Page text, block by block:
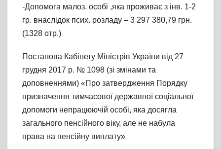
-Допомога малоз. особі ,яка проживає з інв. 1-2
гр. внаслідок псих. розладу – 3 297 380,79 грн.
(1328 отр.)
Постанова Кабінету Міністрів України від 27
грудня 2017 р. № 1098 (зі змінами та
доповненнями) «Про затвердження Порядку
призначення тимчасової державної соціальної
допомоги непрацюючій особі, яка досягла
загального пенсійного віку, але не набула
права на пенсійну виплату»